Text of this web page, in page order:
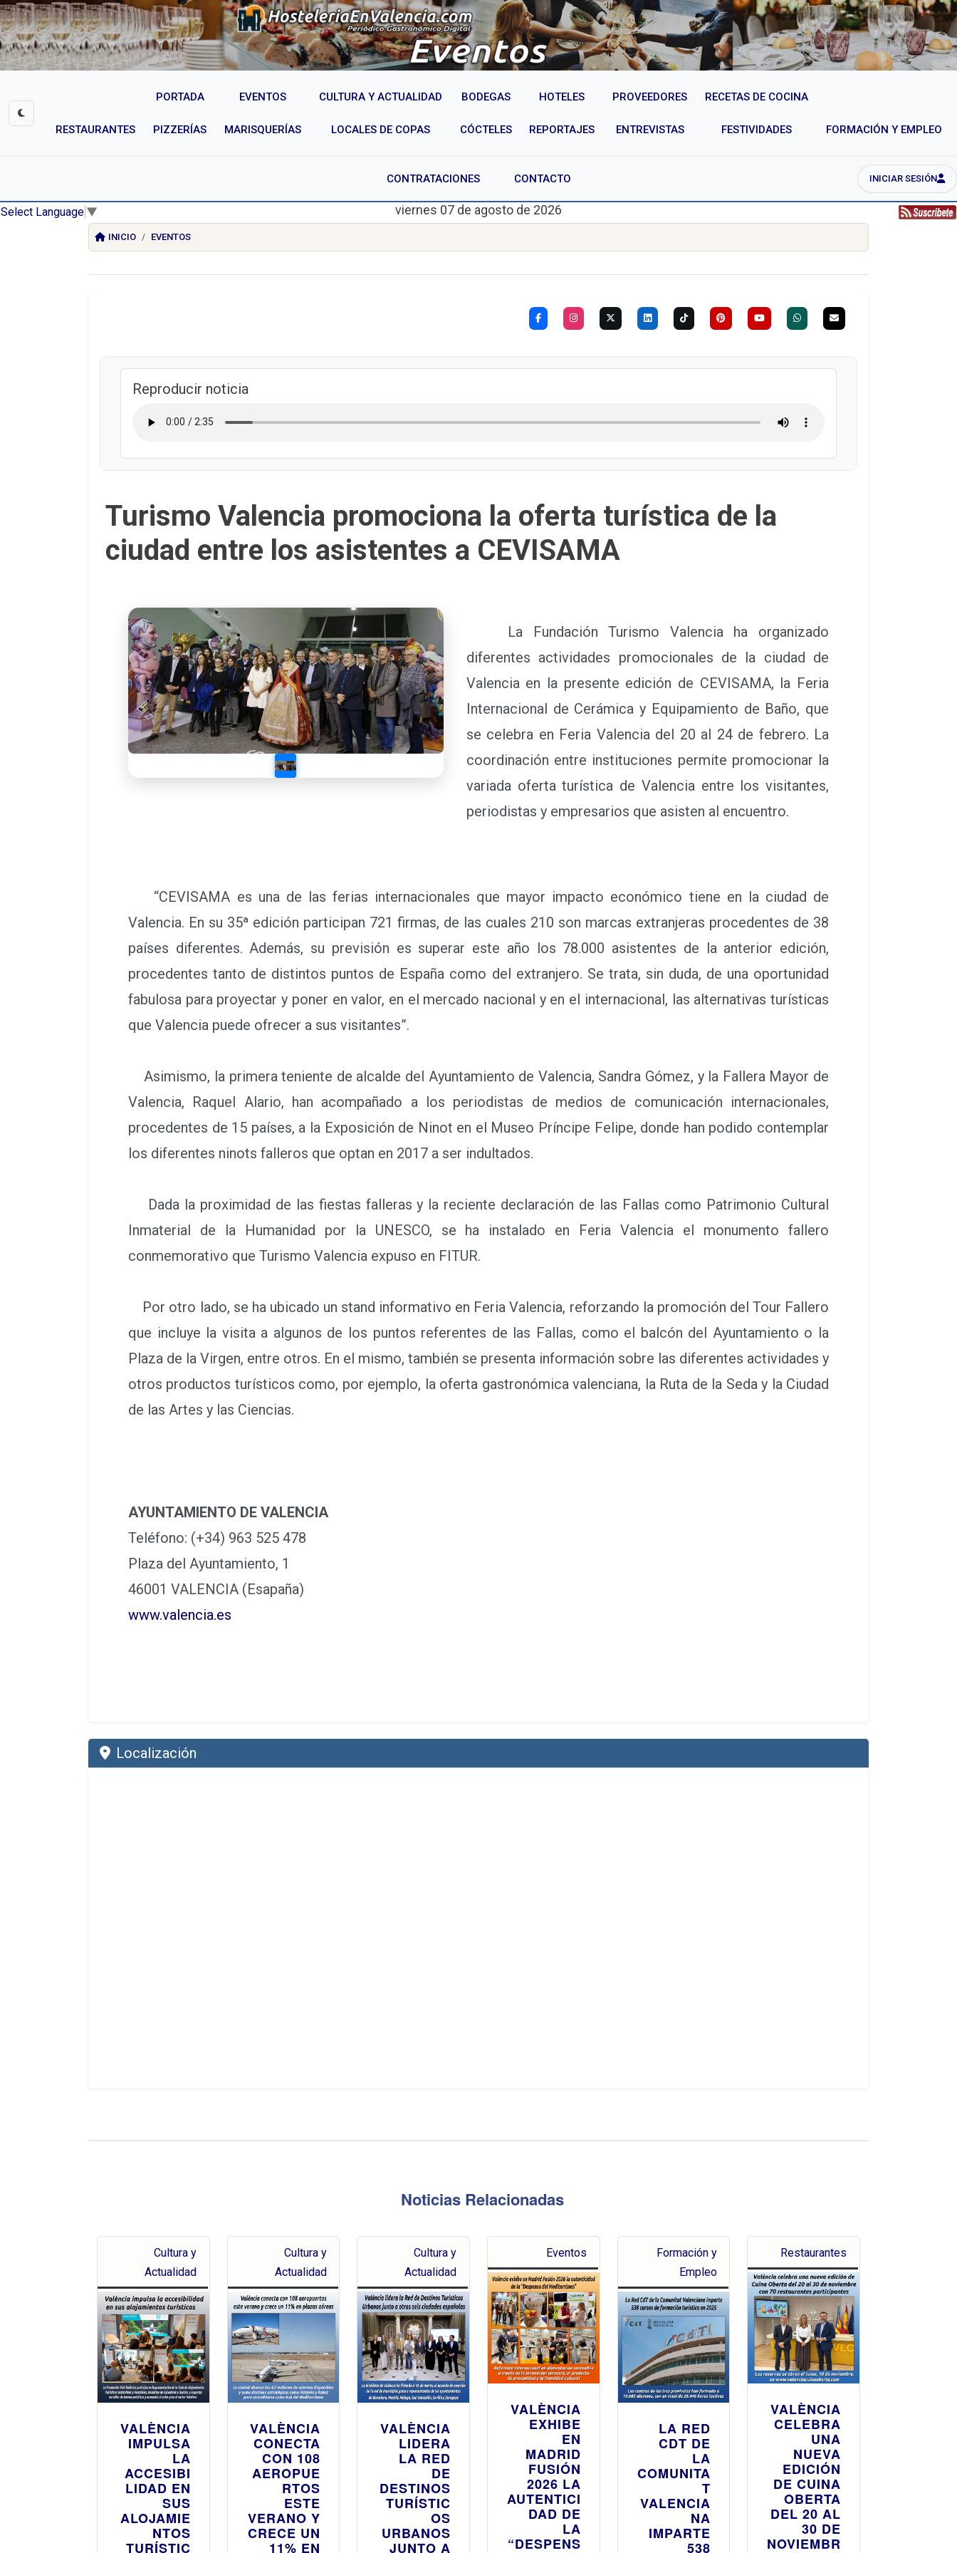
PORTADA EVENTOS CULTURA Y ACTUALIDAD BODEGAS HOTELES PROVEEDORES RECETAS DE COCINA
RESTAURANTES PIZZERÍAS MARISQUERÍAS LOCALES DE COPAS CÓCTELES REPORTAJES ENTREVISTAS FESTIVIDADES FORMACIÓN Y EMPLEO
CONTRATACIONES CONTACTO INICIAR SESIÓN
Select Language ▼ viernes 07 de agosto de 2026
INICIO EVENTOS
Reproducir noticia
Turismo Valencia promociona la oferta turística de la
ciudad entre los asistentes a CEVISAMA
La Fundación Turismo Valencia ha organizado
diferentes actividades promocionales de la ciudad de
Valencia en la presente edición de CEVISAMA, la Feria
Internacional de Cerámica y Equipamiento de Baño, que
se celebra en Feria Valencia del 20 al 24 de febrero. La
coordinación entre instituciones permite promocionar la
variada oferta turística de Valencia entre los visitantes,
periodistas y empresarios que asisten al encuentro.
“CEVISAMA es una de las ferias internacionales que mayor impacto económico tiene en la ciudad de
Valencia. En su 35ª edición participan 721 firmas, de las cuales 210 son marcas extranjeras procedentes de 38
países diferentes. Además, su previsión es superar este año los 78.000 asistentes de la anterior edición,
procedentes tanto de distintos puntos de España como del extranjero. Se trata, sin duda, de una oportunidad
fabulosa para proyectar y poner en valor, en el mercado nacional y en el internacional, las alternativas turísticas
que Valencia puede ofrecer a sus visitantes”.
Asimismo, la primera teniente de alcalde del Ayuntamiento de Valencia, Sandra Gómez, y la Fallera Mayor de
Valencia, Raquel Alario, han acompañado a los periodistas de medios de comunicación internacionales,
procedentes de 15 países, a la Exposición de Ninot en el Museo Príncipe Felipe, donde han podido contemplar
los diferentes ninots falleros que optan en 2017 a ser indultados.
Dada la proximidad de las fiestas falleras y la reciente declaración de las Fallas como Patrimonio Cultural
Inmaterial de la Humanidad por la UNESCO, se ha instalado en Feria Valencia el monumento fallero
conmemorativo que Turismo Valencia expuso en FITUR.
Por otro lado, se ha ubicado un stand informativo en Feria Valencia, reforzando la promoción del Tour Fallero
que incluye la visita a algunos de los puntos referentes de las Fallas, como el balcón del Ayuntamiento o la
Plaza de la Virgen, entre otros. En el mismo, también se presenta información sobre las diferentes actividades y
otros productos turísticos como, por ejemplo, la oferta gastronómica valenciana, la Ruta de la Seda y la Ciudad
de las Artes y las Ciencias.
AYUNTAMIENTO DE VALENCIA
Teléfono: (+34) 963 525 478
Plaza del Ayuntamiento, 1
46001 VALENCIA (Esapaña)
www.valencia.es
Localización
Noticias Relacionadas
Cultura y
Actualidad
VALÈNCIA
IMPULSA
LA
ACCESIBI
LIDAD EN
SUS
ALOJAMIE
NTOS
TURÍSTIC
Cultura y
Actualidad
VALÈNCIA
CONECTA
CON 108
AEROPUE
RTOS
ESTE
VERANO Y
CRECE UN
11% EN
Cultura y
Actualidad
VALÈNCIA
LIDERA
LA RED
DE
DESTINOS
TURÍSTIC
OS
URBANOS
JUNTO A
Eventos
VALÈNCIA
EXHIBE
EN
MADRID
FUSIÓN
2026 LA
AUTENTICI
DAD DE
LA
“DESPENS
Formación y
Empleo
LA RED
CDT DE
LA
COMUNITA
T
VALENCIA
NA
IMPARTE
538
Restaurantes
VALÈNCIA
CELEBRA
UNA
NUEVA
EDICIÓN
DE CUINA
OBERTA
DEL 20 AL
30 DE
NOVIEMBR